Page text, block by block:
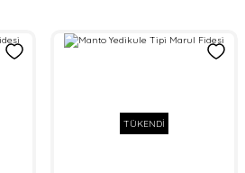
TÜKENDİ